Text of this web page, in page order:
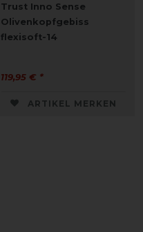
Trust Inno Sense
Olivenkopfgebiss
flexisoft-14
119,95 € *
ARTIKEL MERKEN